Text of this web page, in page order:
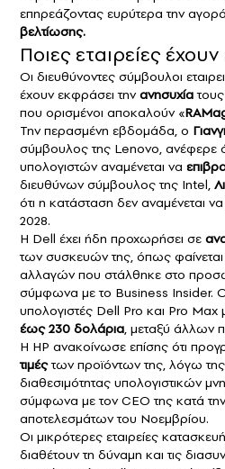
επηρεάζοντας ευρύτερα την
βελτίωσης.
Ποιες εταιρείες
Οι διευθύνοντες σύμβουλοι
έχουν εκφράσει τηνανησυχία
που ορισμένοι αποκαλούν «
Την περασμένη εβδομάδα, ο
σύμβουλος της Lenovo, ανέφερε
υπολογιστών αναμένεται να
διευθύνων σύμβουλος της Intel,
ότι η κατάσταση δεν αναμένεται
2028.
Η Dell έχει ήδη προχωρήσει σε
των συσκευών της, όπως
αλλαγών που στάλθηκε στο
σύμφωνα με το Business Insider.
υπολογιστές Dell Pro και Pro Max
έως 230 δολάρια, μεταξύ άλλων
Η HP ανακοίνωσε επίσης ότι
τιμέςτων προϊόντων της, λόγω της
διαθεσιμότητας υπολογιστικών
σύμφωνα με τον CEO της κατά
αποτελεσμάτων του Νοεμβρίου.
Οι μικρότερες εταιρείες
διαθέτουν τη δύναμη και τις